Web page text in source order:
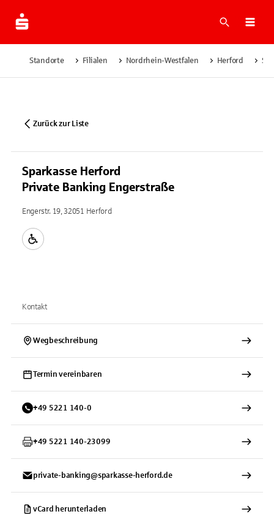
Suche
Standorte Filialen Nordrhein-Westfalen Herford
Zurück zur Liste
Sparkasse Herford
Private Banking Engerstraße
Engerstr. 19, 32051 Herford
Kontakt
Wegbeschreibung
Termin vereinbaren
+49 5221 140-0
+49 5221 140-23099
private-banking@sparkasse-herford.de
vCard herunterladen